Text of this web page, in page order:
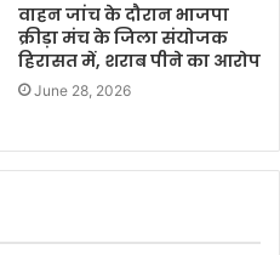
वाहन जांच के दौरान भाजपा
क्रीड़ा मंच के जिला संयोजक
हिरासत में, शराब पीने का आरोप
June 28, 2026